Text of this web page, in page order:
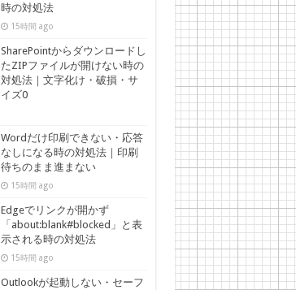
時の対処法
15時間 ago
SharePointからダウンロードし
たZIPファイルが開けない時の
対処法｜文字化け・破損・サ
イズ0
Wordだけ印刷できない・応答
なしになる時の対処法｜印刷
待ちのまま進まない
15時間 ago
Edgeでリンクが開かず
「about:blank#blocked」と表
示される時の対処法
15時間 ago
Outlookが起動しない・セーフ